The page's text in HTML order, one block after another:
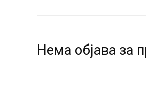
Нeма објава за